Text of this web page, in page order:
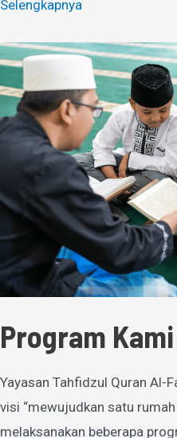
Selengkapnya
Program Kami
Yayasan Tahfidzul Quran Al-
visi “mewujudkan satu
melaksanakan beberapa